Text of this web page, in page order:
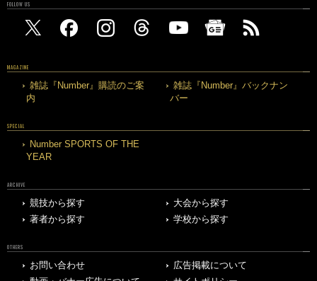
FOLLOW US
MAGAZINE
雑誌『Number』購読のご案
内
雑誌『Number』バックナン
バー
SPECIAL
Number SPORTS OF THE
YEAR
ARCHIVE
競技から探す
大会から探す
著者から探す
学校から探す
OTHERS
お問い合わせ
広告掲載について